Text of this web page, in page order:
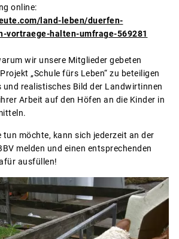
online:
land-leben/duerfen-
vortraege-halten-umfrage-569281
wir unsere Mitglieder gebeten
„Schule fürs Leben“ zu beteiligen
und realistisches Bild der Landwirtinnen
Arbeit auf den Höfen an die Kinder in
tun möchte, kann sich jederzeit an der
melden und einen entsprechenden
ausfüllen!